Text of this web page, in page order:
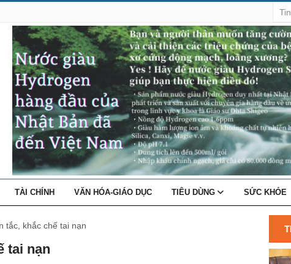
TÀI CHÍNH VĂN HÓA-GIÁO DỤC TIÊU DÙNG SỨC KHỎE
tắc, khắc chế tai nạn
tai nạn